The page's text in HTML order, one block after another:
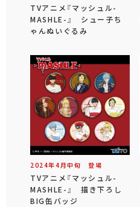
TVアニメ『マッシュル-
MASHLE-』 シュー子ち
ゃんぬいぐるみ
2024年4 月中旬 登場
TVアニメ『マッシュル-
MASHLE-』 描き下ろし
BIG缶バッジ